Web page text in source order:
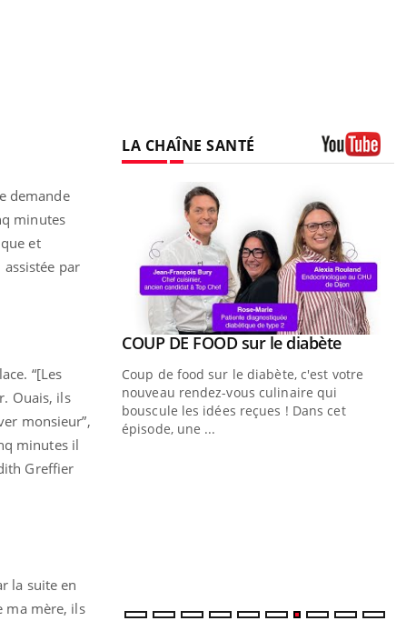
demande
minutes
et
par
“[Les
Ouais, ils
monsieur”,
minutes il
Greffier
la suite en
ma mère, ils
LA CHAÎNE SANTÉ
Youtube
c'est votre
qui
Youtube
Quand l’entreprise mise sur le bien
"Les rendez-vous de la santé et de la
qualité de vie au travail" de Pourquoi
Docteur reçoivent Régis Blugeon, DRH et